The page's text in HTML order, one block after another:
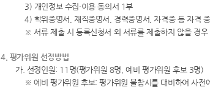
3) 개인정보 수집·이용 동의서 1부
4) 학위증명서, 재직증명서, 경력증명서, 자격증 등 자격
※ 서류 제출 시 등록신청서 외 서류를 제출하지 않을 경
4. 평가위원 선정방법
가. 선정인원: 11명(평가위원 8명, 예비 평가위원 후보 3명)
※ 예비 평가위원 후보: 평가위원 불참시를 대비하여 사전